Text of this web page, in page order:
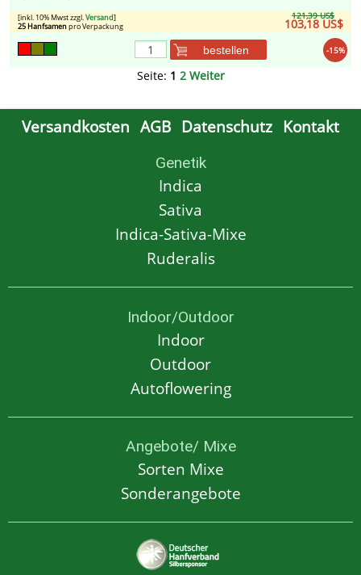
121,39 US$
103,18 US$
[inkl. 10% Mwst zzgl.Versand]
25 Hanfsamenpro Verpackung
-15%
bestellen
Seite: 1 2 Weiter
Versandkosten AGB Datenschutz Kontakt
Genetik
Indica
Sativa
Indica-Sativa-Mixe
Ruderalis
Indoor/Outdoor
Indoor
Outdoor
Autoflowering
Angebote/ Mixe
Sorten Mixe
Sonderangebote